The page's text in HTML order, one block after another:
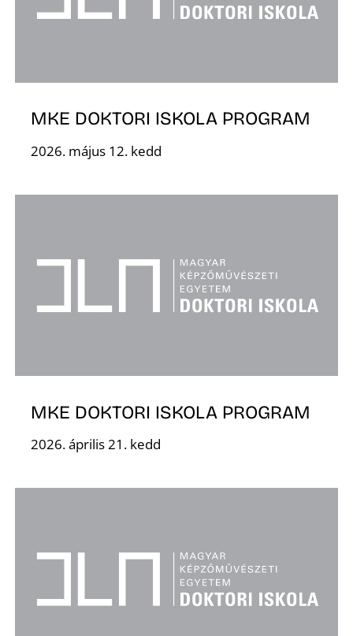
MKE DOKTORI ISKOLA PROGRAM
2026. május 12. kedd
MKE DOKTORI ISKOLA PROGRAM
2026. április 21. kedd